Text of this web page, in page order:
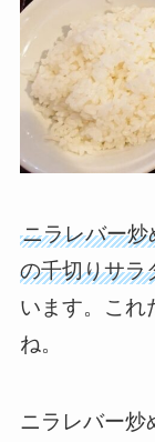
ニラレバー炒
の千切りサラ
います。これ
ね。
ニラレバー炒